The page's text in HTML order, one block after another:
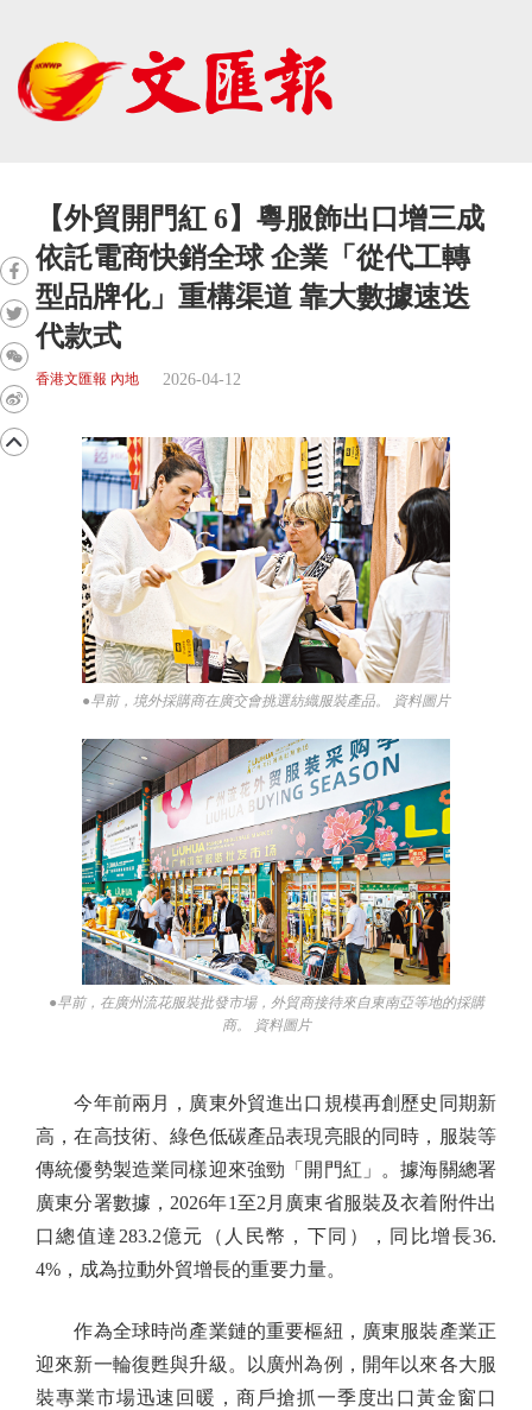
【外貿開門紅 6】粵服飾出口增三成
依託電商快銷全球 企業「從代工轉
型品牌化」重構渠道 靠大數據速迭
代款式
香港文匯報 內地 2026-04-12
●早前，境外採購商在廣交會挑選紡織服裝產品。 資料圖片
●早前，在廣州流花服裝批發市場，外貿商接待來自東南亞等地的採購
商。 資料圖片
今年前兩月，廣東外貿進出口規模再創歷史同期新
高，在高技術、綠色低碳產品表現亮眼的同時，服裝等
傳統優勢製造業同樣迎來強勁「開門紅」。據海關總署
廣東分署數據，2026年1至2月廣東省服裝及衣着附件出
口總值達283.2億元（人民幣，下同），同比增長36.
4%，成為拉動外貿增長的重要力量。
作為全球時尚產業鏈的重要樞紐，廣東服裝產業正
迎來新一輪復甦與升級。以廣州為例，開年以來各大服
裝專業市場迅速回暖，商戶搶抓一季度出口黃金窗口